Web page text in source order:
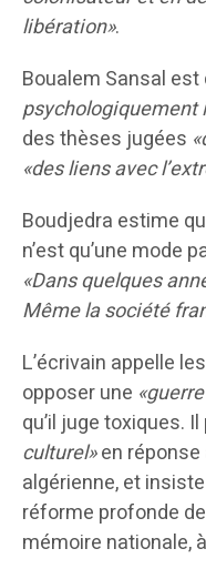
libération».
Boualem Sansal
psychologiquement
des thèses jugées
«des liens avec
Boudjedra estime
n’est qu’une mode
«Dans quelques
Même la société
L’écrivain appelle
opposer une
qu’il juge toxiques.
culturel»en réponse
algérienne, et
réforme profonde
mémoire nationale,